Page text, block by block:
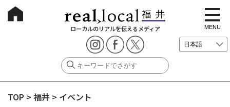
ローカルのリアルを伝えるメディア
t
o
g
g
e
i
MENU
TOP > 福井 > イベント